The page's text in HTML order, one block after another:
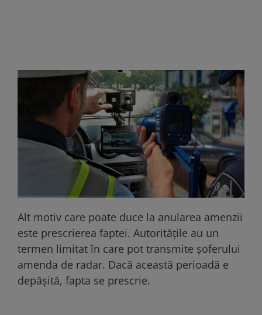
Alt motiv care poate duce la anularea amenzii
este prescrierea faptei. Autoritățile au un
termen limitat în care pot transmite șoferului
amenda de radar. Dacă această perioadă e
depășită, fapta se prescrie.